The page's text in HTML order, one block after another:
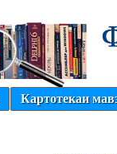
Картотекаи